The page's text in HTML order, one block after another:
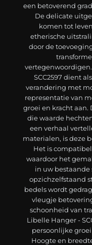
een betoverend
De delicate
komen tot
etherische
door de
SCC2597 dient
verandering met
representatie van
groei en kracht aan.
die waarde
een verhaal
materialen, is deze
Het is
waardoor het
in uw bestaande
opzichzelfstaand
bedels wordt
vleugje
schoonheid van
Libelle Hanger -
persoonlijke
Hoogte en